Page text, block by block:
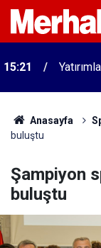
15:21
Anasayfa
buluştu
Şampiyon
buluştu